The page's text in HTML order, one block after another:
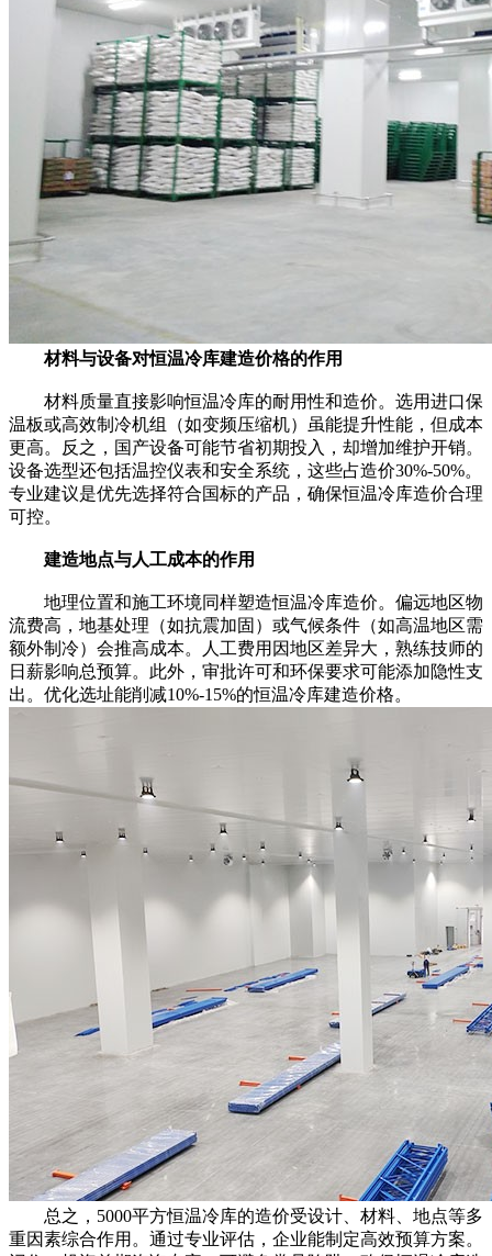
材料与设备对恒温冷库建造价格的作用
材料质量直接影响恒温冷库的耐用性和造价。选用进口保
温板或高效制冷机组（如变频压缩机）虽能提升性能，但成本
更高。反之，国产设备可能节省初期投入，却增加维护开销。
设备选型还包括温控仪表和安全系统，这些占造价30%-50%。
专业建议是优先选择符合国标的产品，确保恒温冷库造价合理
可控。
建造地点与人工成本的作用
地理位置和施工环境同样塑造恒温冷库造价。偏远地区物
流费高，地基处理（如抗震加固）或气候条件（如高温地区需
额外制冷）会推高成本。人工费用因地区差异大，熟练技师的
日薪影响总预算。此外，审批许可和环保要求可能添加隐性支
出。优化选址能削减10%-15%的恒温冷库建造价格。
总之，5000平方恒温冷库的造价受设计、材料、地点等多
重因素综合作用。通过专业评估，企业能制定高效预算方案。